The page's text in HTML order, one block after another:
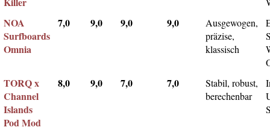
NOA
Surfboards
Omnia
7,0 9,0 9,0 9,0
Ausgewogen,
präzise,
klassisch
TORQ x
Channel
Islands
Pod Mod
8,0 9,0 7,0 7,0
Stabil, robust,
berechenbar